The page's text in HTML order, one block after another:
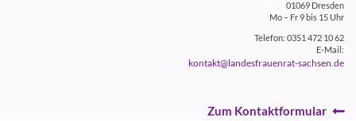
01069 Dresden
Mo – Fr 9 bis 15 Uhr
Telefon: 0351 472 10 62
E-Mail:
kontakt@landesfrauenrat-sachsen.de
Zum Kontaktformular